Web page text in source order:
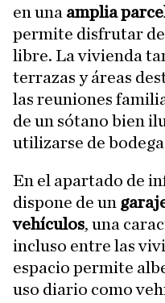
en una amplia
permite disfrutar de
libre. La vivienda
terrazas y áreas
las reuniones
de un sótano bien
utilizarse de
En el apartado de
dispone de un
vehículos, una
incluso entre las
espacio permite
uso diario como